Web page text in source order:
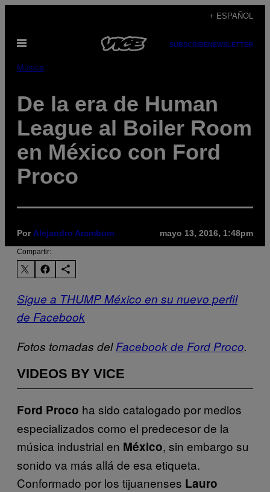
contenido
+ ESPAÑOL
Abrir
SUBSCRIBENEWSLETTER
Música
De la era de Human
League al Boiler Room
en México con Ford
Proco
Por Alejandro Aramburo mayo 13, 2016, 1:48pm
Compartir:
Sigue a THUMP México en su nuevo perfil
de Facebook
Fotos tomadas delFacebook de Ford Proco.
VIDEOS BY VICE
Ford Proco ha sido catalogado por medios
especializados como el predecesor de la
música industrial en México, sin embargo su
sonido va más allá de esa etiqueta.
Conformado por los tijuanenses Lauro